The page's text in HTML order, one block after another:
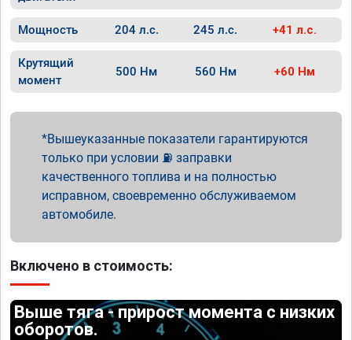
Мощность 204 л.с. 245 л.с. +41 л.с.
Крутящий
момент
500 Нм 560 Нм +60 Нм
Вышеуказанные показатели гарантируются
только при условии ⛽ заправки
качественного топлива и на полностью
исправном, своевременно обслуживаемом
автомобиле.
Включено в стоимость:
Выше тяга - прирост момента с низких
оборотов.